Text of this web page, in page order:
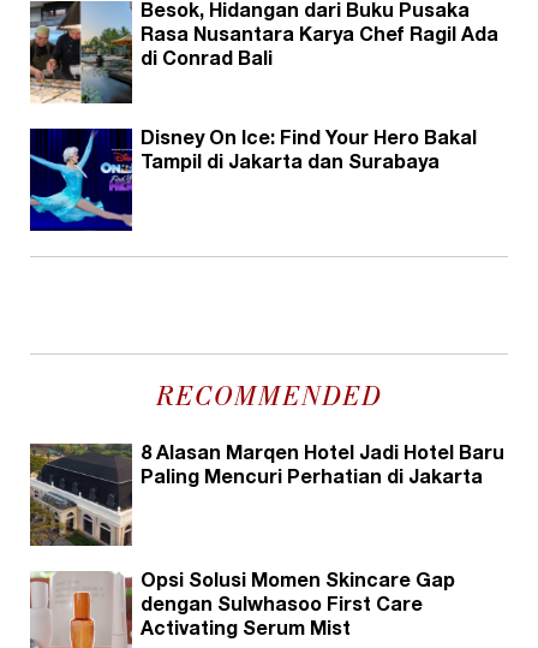
Besok, Hidangan dari Buku Pusaka
Rasa Nusantara Karya Chef Ragil Ada
di Conrad Bali
Disney On Ice: Find Your Hero Bakal
Tampil di Jakarta dan Surabaya
RECOMMENDED
8 Alasan Marqen Hotel Jadi Hotel Baru
Paling Mencuri Perhatian di Jakarta
Opsi Solusi Momen Skincare Gap
dengan Sulwhasoo First Care
Activating Serum Mist